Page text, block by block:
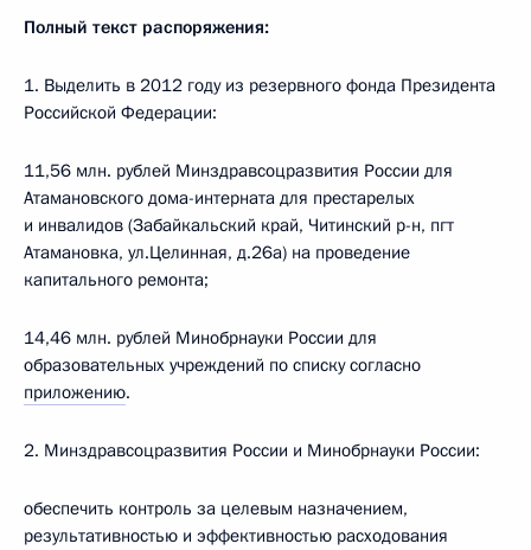
Полный текст распоряжения:
1. Выделить в 2012 году из резервного фонда Президента
Российской Федерации:
11,56 млн. рублей Минздравсоцразвития России для
Атамановского дома-интерната для престарелых
и инвалидов (Забайкальский край, Читинский р-н, пгт
Атамановка, ул.Целинная, д.26а) на проведение
капитального ремонта;
14,46 млн. рублей Минобрнауки России для
образовательных учреждений по списку согласно
приложению.
2. Минздравсоцразвития России и Минобрнауки России:
обеспечить контроль за целевым назначением,
результативностью и эффективностью расходования